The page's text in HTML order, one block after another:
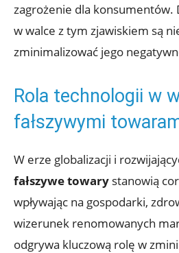
zagrożenie dla konsumentów.
w walce z ‌tym zjawiskiem​ są
zminimalizować jego
Rola technologii w
‍fałszywymi
W erze globalizacji ⁢i
fałszywe towary stanowią
wpływając ‌na gospodarki,‍
wizerunek renomowanych
odgrywa kluczową rolę ‍w